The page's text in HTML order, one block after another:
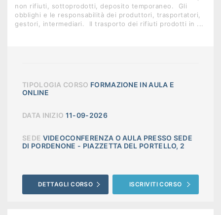
non rifiuti, sottoprodotti, deposito temporaneo.  Gli
obblighi e le responsabilità dei produttori, trasportatori,
gestori, intermediari.  Il trasporto dei rifiuti prodotti in ...
TIPOLOGIA CORSO FORMAZIONE IN AULA E
ONLINE
DATA INIZIO 11-09-2026
SEDE VIDEOCONFERENZA O AULA PRESSO SEDE
DI PORDENONE - PIAZZETTA DEL PORTELLO, 2
DETTAGLI CORSO ISCRIVITI CORSO